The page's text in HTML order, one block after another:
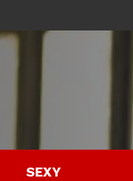
SEXY